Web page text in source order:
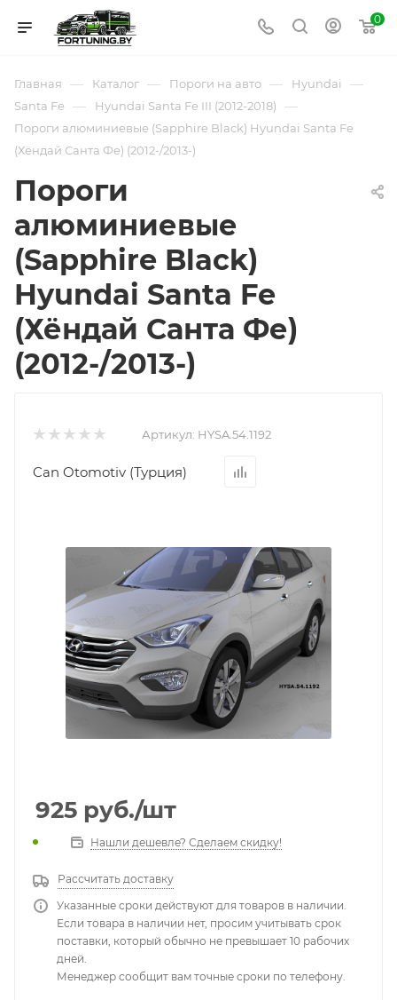
0
Главная — Каталог — Пороги на авто — Hyundai —
Santa Fe — Hyundai Santa Fe III (2012-2018) —
Пороги алюминиевые (Sapphire Black) Hyundai Santa Fe
(Хёндай Санта Фе) (2012-/2013-)
Пороги
алюминиевые
(Sapphire Black)
Hyundai Santa Fe
(Хёндай Санта Фе)
(2012-/2013-)
Артикул: HYSA.54.1192
Can Otomotiv (Турция)
925 руб./шт
Нашли дешевле? Сделаем скидку!
Рассчитать доставку
Указанные сроки действуют для товаров в наличии.
Если товара в наличии нет, просим учитывать срок
поставки, который обычно не превышает 10 рабочих
дней.
Менеджер сообщит вам точные сроки по телефону.